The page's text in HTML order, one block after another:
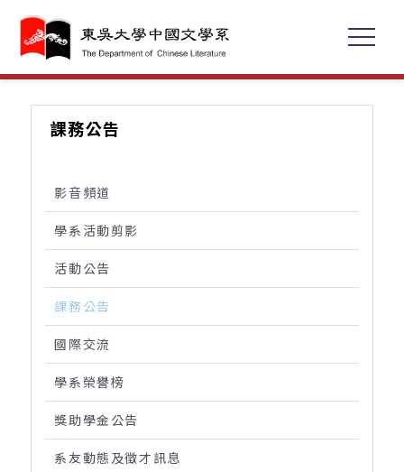
課務公告
影音頻道
學系活動剪影
活動公告
課務公告
國際交流
學系榮譽榜
獎助學金公告
系友動態及徵才訊息